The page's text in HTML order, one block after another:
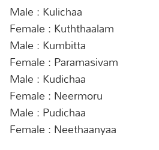
Male : Kulichaa
Female : Kuththaalam
Male : Kumbitta
Female : Paramasivam
Male : Kudichaa
Female : Neermoru
Male : Pudichaa
Female : Neethaanyaa